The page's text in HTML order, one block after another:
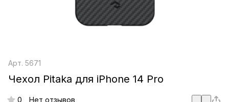
Арт. 5671
Чехол Pitaka для iPhone 14 Pro
0 Нет отзывов